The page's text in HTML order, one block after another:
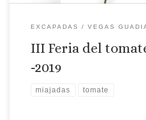
EXCAPADAS VEGAS
III Feria del
-2019
miajadas tomate